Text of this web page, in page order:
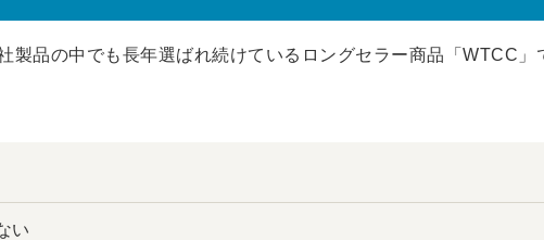
製品の中でも長年選ばれ続けているロングセラー商品「WTCC」
い